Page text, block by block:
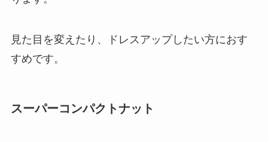
見た目を変えたり、ドレスアップしたい方におす
すめです。
スーパーコンパクトナット